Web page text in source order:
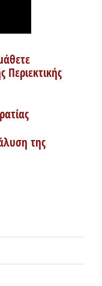
Περιεκτικής
της